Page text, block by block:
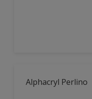
Alphacryl Perlino